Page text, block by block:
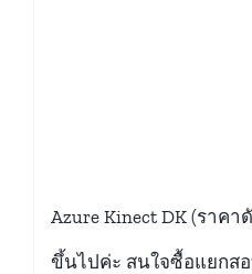
Azure Kinect DK (ราคา
ขึ้นไปค่ะ สนใจซื้อแยกส